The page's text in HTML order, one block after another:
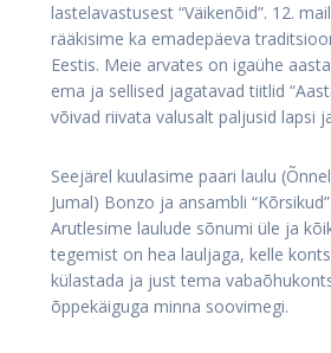
lastelavastusest “Väikenõid”. 12.
rääkisime ka emadepäeva
Eestis. Meie arvates on igaühe
ema ja sellised jagatavad tiitlid
võivad riivata valusalt paljusid lapsi
Seejärel kuulasime paari laulu
Jumal) Bonzo ja ansambli
Arutlesime laulude sõnumi üle ja
tegemist on hea lauljaga, kelle
külastada ja just tema
õppekäiguga minna soovimegi.